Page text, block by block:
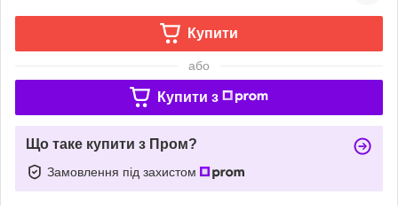
Купити
або
Купити з
Що таке купити з Пром?
Замовлення під захистом